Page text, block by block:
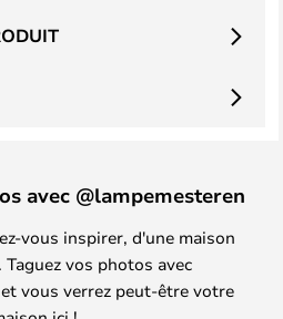
avec @lampemesteren
vous inspirer, d'une maison
vos photos avec
vous verrez peut-être votre